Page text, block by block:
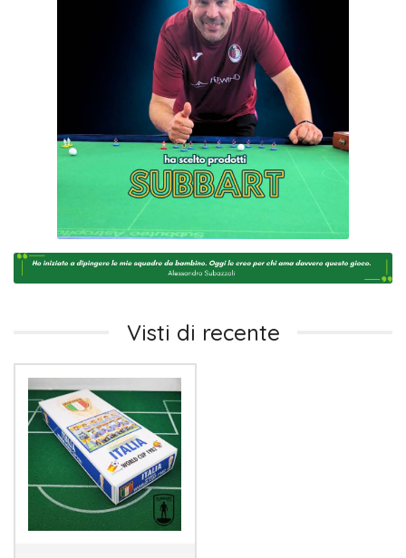
Visti di recente